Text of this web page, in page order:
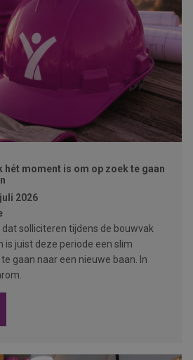
hét moment is om op zoek te gaan
2026
solliciteren tijdens de bouwvak
is juist deze periode een slim
gaan naar een nieuwe baan. In